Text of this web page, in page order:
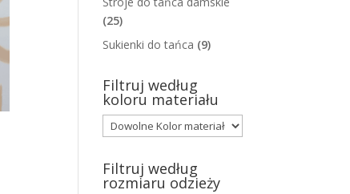
(25)
Sukienki do tańca (9)
Filtruj według
koloru materiału
Filtruj według
rozmiaru odzieży